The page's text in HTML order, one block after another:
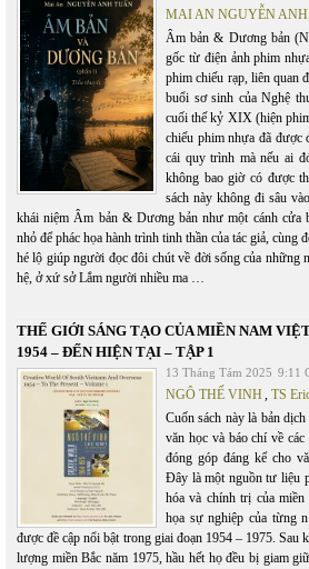
MAI AN NGUYỄN
Âm bản & Dương bản
gốc từ điện ảnh phim
phim chiếu rạp, liên quan
buổi sơ sinh của Nghệ
cuối thế kỷ XIX (hiện
chiếu phim nhựa đã được
cái quy trình mà nếu ai
không bao giờ có được
sách này không đi sâu
khái niệm Âm bản & Dương bản như một cánh cửa
nhỏ để phác họa hành trình tinh thần của tác giả, cùng
hé lộ giúp người đọc đôi chút về đời sống của những
hệ, ở xứ sở Lắm người nhiều ma …
THẾ GIỚI SÁNG TẠO CỦA MIỀN NAM
1954 – ĐẾN HIỆN TẠI – TẬP 1
13 Tháng Tám 2025 9:11
NGÔ THẾ VINH, TS
Cuốn sách này là bản
văn học và báo chí về
đóng góp đáng kể cho
Đây là một nguồn tư liệu
hóa và chính trị của
họa sự nghiệp của từng
được đề cập nổi bật trong giai đoạn 1954 – 1975. Sau
lượng miền Bắc năm 1975, hầu hết họ đều bị giam